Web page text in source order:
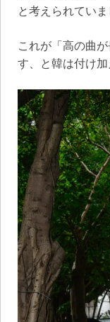
と考えられていま
これが「高の曲
す、と韓は付け加